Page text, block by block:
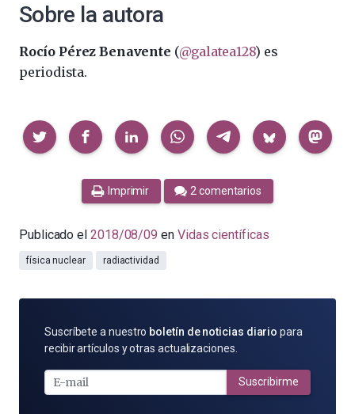
Sobre la autora
Rocío Pérez Benavente (@galatea128) es
periodista.
Compartir
Imprimir 2 comentarios
Publicado el 2018/08/09 en Vidas científicas
física nuclear radiactividad
SUSCRÍBETE
POR
MAIL
Suscríbete a nuestro boletín de noticias diario para
recibir artículos y otras actualizaciones.
Suscribirme